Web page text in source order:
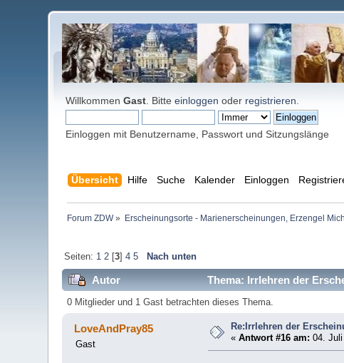
WillkommenGast . Bitteeinloggen oder registrieren
Einloggen mit Benutzername, Passwort und Sitzungslänge
Übersicht Hilfe Suche Kalender Einloggen
Forum ZDW» Erscheinungsorte - Marienerscheinungen, Erzengel
Seiten: 1 2[3] 4 5 Nach unten
Autor Thema: Irrlehren der
0 Mitglieder und 1 Gast betrachten dieses Thema.
LoveAndPray85
Gast
Re:Irrlehren der
«Antwort #16 am: 04.